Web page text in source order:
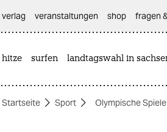
themen
verlag
veranstaltungen shop fragen
hitze surfen landtagswahl in
Startseite Sport Olympische